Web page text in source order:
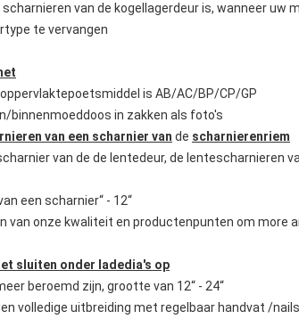
van de kogellagerdeur is, wanneer uw
te vervangen
oppervlaktepoetsmiddel is AB/AC/BP/CP/GP
binnenmoeddoos in zakken als foto's
van een scharnier van de scharnierenriem
van de de lentedeur, de lentescharnieren
een scharnier“ - 12“
van onze kwaliteit en productenpunten om more
sluiten onder ladedia's op
beroemd zijn, grootte van 12“ - 24“
volledige uitbreiding met regelbaar handvat /nails